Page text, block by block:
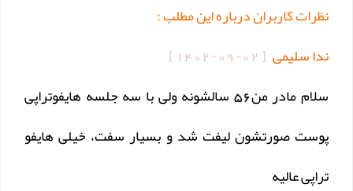
نظرات کاربران درباره این مطلب :
ندا سلیمی [
1402-09-02
]
سلام مادر من56 سالشونه ولی با سه جلسه هایفوتراپی
پوست صورتشون لیفت شد و بسیار سفت، خیلی هایفو
تراپی عالیه